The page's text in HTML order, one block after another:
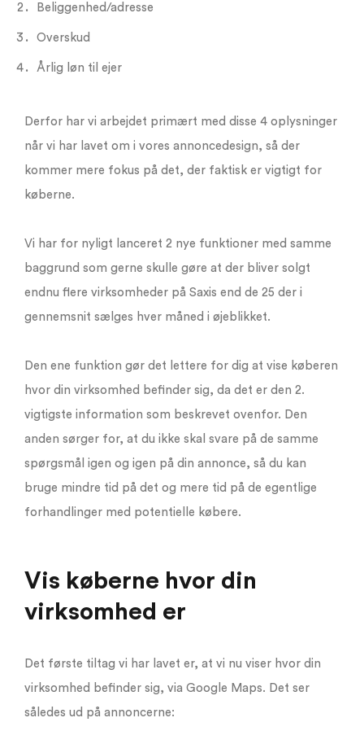
Beliggenhed/adresse
Overskud
Årlig løn til ejer
Derfor har vi arbejdet primært med disse 4 oplysninger
når vi har lavet om i vores annoncedesign, så der
kommer mere fokus på det, der faktisk er vigtigt for
køberne.
Vi har for nyligt lanceret 2 nye funktioner med samme
baggrund som gerne skulle gøre at der bliver solgt
endnu flere virksomheder på Saxis end de 25 der i
gennemsnit sælges hver måned i øjeblikket.
Den ene funktion gør det lettere for dig at vise køberen
hvor din virksomhed befinder sig, da det er den 2.
vigtigste information som beskrevet ovenfor. Den
anden sørger for, at du ikke skal svare på de samme
spørgsmål igen og igen på din annonce, så du kan
bruge mindre tid på det og mere tid på de egentlige
forhandlinger med potentielle købere.
Vis køberne hvor din
virksomhed er
Det første tiltag vi har lavet er, at vi nu viser hvor din
virksomhed befinder sig, via Google Maps. Det ser
således ud på annoncerne: